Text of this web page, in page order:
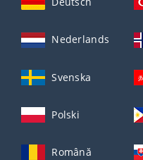
Nederlands
Svenska
Polski
Română